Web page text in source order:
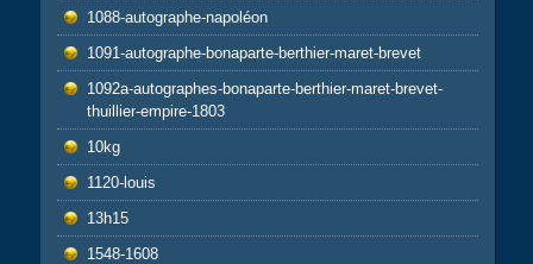
1088-autographe-napoléon
1091-autographe-bonaparte-berthier-maret-brevet
1092a-autographes-bonaparte-berthier-maret-brevet-
thuillier-empire-1803
10kg
1120-louis
13h15
1548-1608